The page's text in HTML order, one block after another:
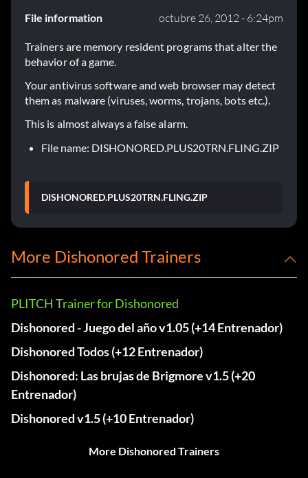
File information octubre 26, 2012 - 6:24pm
Trainers are memory resident programs that alter the
behavior of a game.
Your antivirus software and web browser may detect
them as malware (viruses, worms, trojans, bots etc.).
This is almost always a false alarm.
File name: DISHONORED.PLUS20TRN.FLING.ZIP
DISHONORED.PLUS20TRN.FLING.ZIP
More Dishonored Trainers
PLITCH Trainer for Dishonored
Dishonored - Juego del año v1.05 (+14 Entrenador)
Dishonored Todos (+12 Entrenador)
Dishonored: Las brujas de Brigmore v1.5 (+20
Entrenador)
Dishonored v1.5 (+10 Entrenador)
More Dishonored Trainers